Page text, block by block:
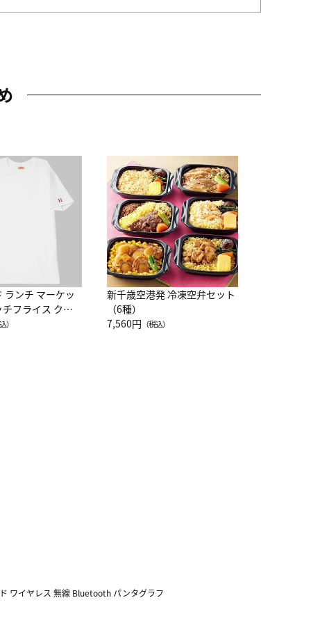
ランチ マーケッ
フライス クル
半袖Ｔシャツ
）
新千歳空港発 冷凍空弁セット
（6種）
7,560円 （税込）
ワイヤレス 無線 Bluetooth パンタグラフ